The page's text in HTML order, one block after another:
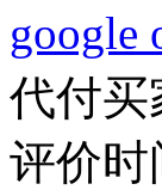
google
代付买
评价时